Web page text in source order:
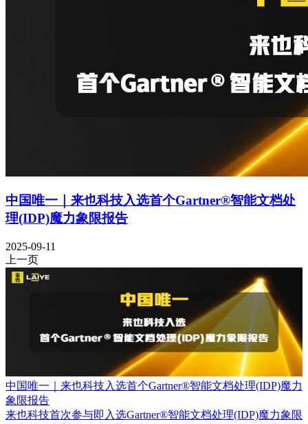
中国唯一｜来也科技入选首个Gartner®智能文档处
理(IDP)魔力象限报告
2025-09-11
上一页
中国唯一｜来也科技入选首个Gartner®智能文档处理(IDP)魔力
象限报告
来也科技首次参与即入选Gartner®智能文档处理(IDP)魔力象限